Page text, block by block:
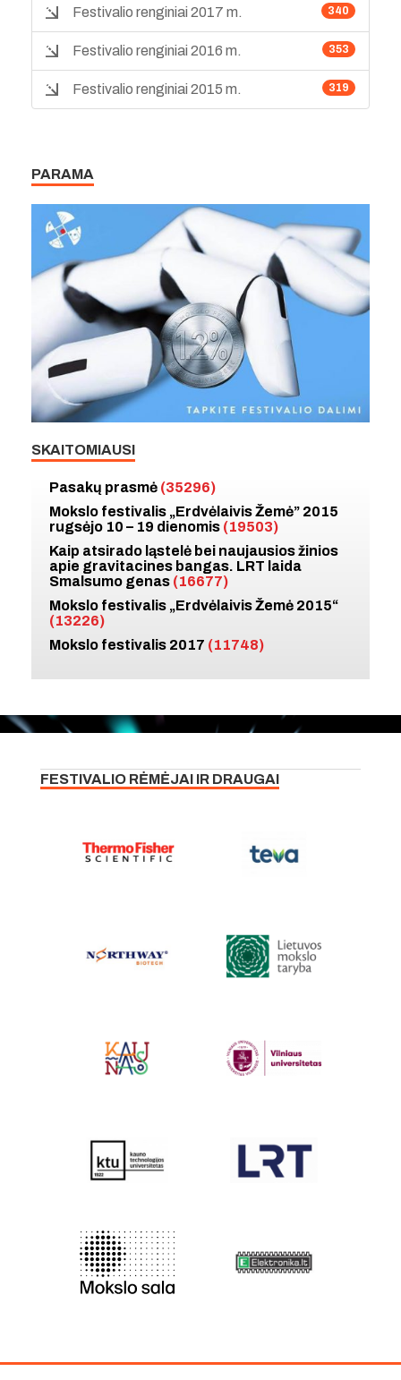
340
Festivalio renginiai 2017 m.
353
Festivalio renginiai 2016 m.
319
Festivalio renginiai 2015 m.
PARAMA
SKAITOMIAUSI
Pasakų prasmė (35296)
Mokslo festivalis „Erdvėlaivis Žemė” 2015
rugsėjo 10 – 19 dienomis (19503)
Kaip atsirado ląstelė bei naujausios žinios
apie gravitacines bangas. LRT laida
Smalsumo genas (16677)
Mokslo festivalis „Erdvėlaivis Žemė 2015“
(13226)
Mokslo festivalis 2017 (11748)
FESTIVALIO RĖMĖJAI IR DRAUGAI